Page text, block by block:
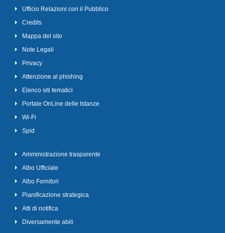
Ufficio Relazioni con il Pubblico
Credits
Mappa del sito
Note Legali
Privacy
Attenzione al phishing
Elenco siti tematici
Portale OnLine delle Istanze
Wi-Fi
Spid
Amministrazione trasparente
Albo Ufficiale
Albo Fornitori
Pianificazione strategica
Atti di notifica
Diversamente abili